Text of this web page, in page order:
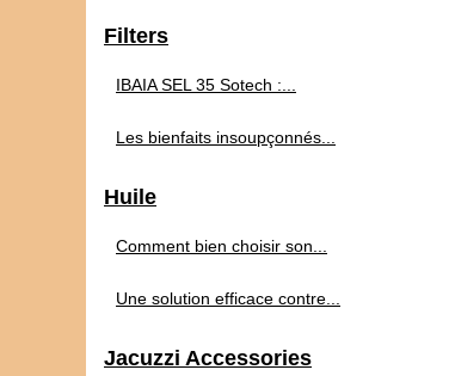
Filters
IBAIA SEL 35 Sotech :...
Les bienfaits insoupçonnés...
Huile
Comment bien choisir son...
Une solution efficace contre...
Jacuzzi Accessories